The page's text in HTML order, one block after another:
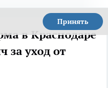
Принять
в Краснодаре
за уход от